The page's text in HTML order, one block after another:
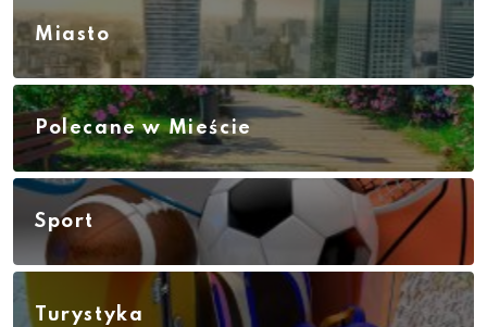
Miasto
Polecane w Mieście
Sport
Turystyka